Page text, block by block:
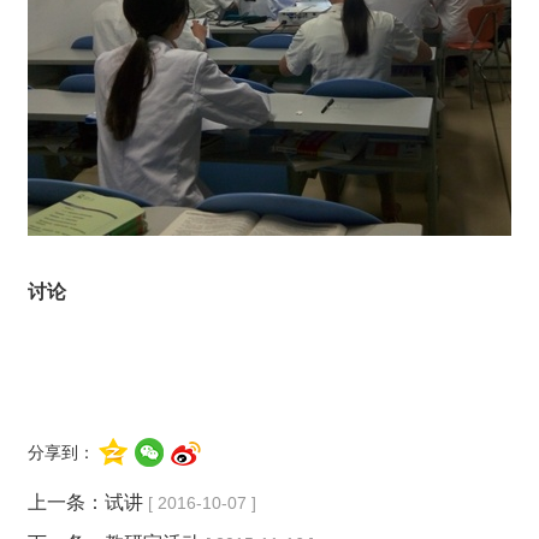
讨论
分享到：
上一条： 试讲 [ 2016-10-07 ]